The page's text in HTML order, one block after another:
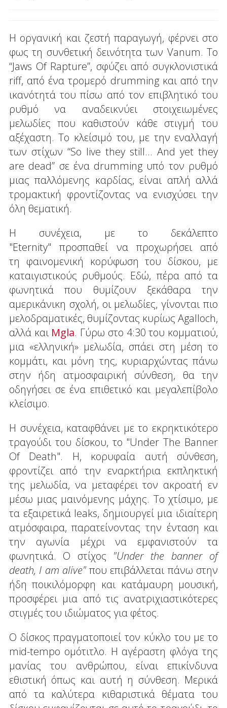
Η οργανική και ζεστή παραγωγή, φέρνει στο
φως τη συνθετική δεινότητα των Vanum. Το
“Jaws Of Rapture”, σφύζει από συγκλονιστικά
riff, από ένα τρομερό drumming και από την
ικανότητά του πίσω από τον επιβλητικό του
ρυθμό να αναδεικνύει στοιχειωμένες
μελωδίες που καθιστούν κάθε στιγμή του
αξέχαστη. Το κλείσιμό του, με την εναλλαγή
των στίχων “So live they still... And yet they
are dead” σε ένα drumming υπό τον ρυθμό
μιας παλλόμενης καρδίας, είναι απλή αλλά
τρομακτική φροντίζοντας να ενισχύσει την
όλη θεματική.
Η συνέχεια, με το δεκάλεπτο
"Eternity" προσπαθεί να προχωρήσει από
τη φαινομενική κορύφωση του δίσκου, με
καταιγιστικούς ρυθμούς. Εδώ, πέρα από τα
φωνητικά που θυμίζουν ξεκάθαρα την
αμερικάνικη σχολή, οι μελωδίες, γίνονται πιο
μελοδραματικές, θυμίζοντας κυρίως Agalloch,
αλλά και Mgla. Γύρω στο 4:30 του κομματιού,
μια «ελληνική» μελωδία, σπάει στη μέση το
κομμάτι, και μόνη της, κυριαρχώντας πάνω
στην ήδη ατμοσφαιρική σύνθεση, θα την
οδηγήσει σε ένα επιθετικό και μεγαλεπίβολο
κλείσιμο.
Η συνέχεια, καταφθάνει με το εκρηκτικότερο
τραγούδι του δίσκου, το "Under The Banner
Of Death". Η, κορυφαία αυτή σύνθεση,
φροντίζει από την εναρκτήρια εκπληκτική
της μελωδία, να μεταφέρει τον ακροατή εν
μέσω μιας μαινόμενης μάχης. Το χτίσιμο, με
τα εξαιρετικά leaks, δημιουργεί μια ιδιαίτερη
ατμόσφαιρα, παρατείνοντας την ένταση και
την αγωνία μέχρι να εμφανιστούν τα
φωνητικά. Ο στίχος "Under the banner of
death, I am alive"που επιβάλλεται πάνω στην
ήδη ποικιλόμορφη και κατάμαυρη μουσική,
προσφέρει μια από τις ανατριχιαστικότερες
στιγμές του ιδιώματος για φέτος.
Ο δίσκος πραγματοποιεί τον κύκλο του με το
mid-tempo ομότιτλο. Η αγέραστη φλόγα της
μανίας του ανθρώπου, είναι επικίνδυνα
εθιστική όπως και αυτή η σύνθεση. Μερικά
από τα καλύτερα κιθαριστικά θέματα του